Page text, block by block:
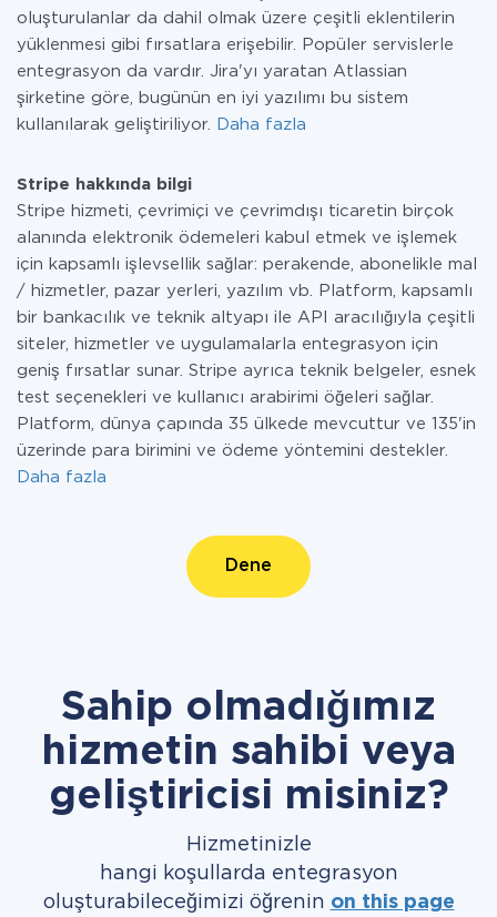
oluşturulanlar da dahil olmak üzere çeşitli eklentilerin
yüklenmesi gibi fırsatlara erişebilir. Popüler servislerle
entegrasyon da vardır. Jira'yı yaratan Atlassian
şirketine göre, bugünün en iyi yazılımı bu sistem
kullanılarak geliştiriliyor.
Daha fazla
Stripe hakkında bilgi
Stripe hizmeti, çevrimiçi ve çevrimdışı ticaretin birçok
alanında elektronik ödemeleri kabul etmek ve işlemek
için kapsamlı işlevsellik sağlar: perakende, abonelikle mal
/ hizmetler, pazar yerleri, yazılım vb. Platform, kapsamlı
bir bankacılık ve teknik altyapı ile API aracılığıyla çeşitli
siteler, hizmetler ve uygulamalarla entegrasyon için
geniş fırsatlar sunar. Stripe ayrıca teknik belgeler, esnek
test seçenekleri ve kullanıcı arabirimi öğeleri sağlar.
Platform, dünya çapında 35 ülkede mevcuttur ve 135'in
üzerinde para birimini ve ödeme yöntemini destekler.
Daha fazla
Dene
Sahip olmadığımız
hizmetin sahibi veya
geliştiricisi misiniz?
Hizmetinizle
hangi koşullarda entegrasyon
oluşturabileceğimizi öğrenin on this page